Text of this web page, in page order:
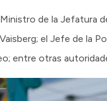
de la Jefatura
el Jefe de la
entre otras